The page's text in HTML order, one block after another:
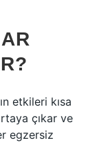
etkileri kısa
çıkar ve
egzersiz